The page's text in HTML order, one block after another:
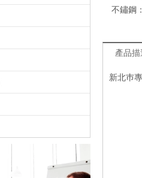
不鏽鋼
產品描
新北巿